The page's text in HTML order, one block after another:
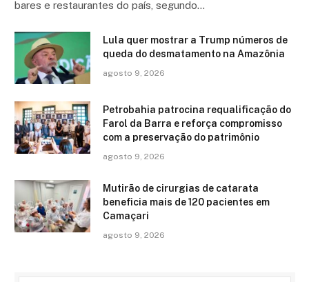
bares e restaurantes do país, segundo…
Lula quer mostrar a Trump números de
queda do desmatamento na Amazônia
agosto 9, 2026
Petrobahia patrocina requalificação do
Farol da Barra e reforça compromisso
com a preservação do patrimônio
agosto 9, 2026
Mutirão de cirurgias de catarata
beneficia mais de 120 pacientes em
Camaçari
agosto 9, 2026